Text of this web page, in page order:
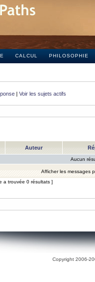
CALCUL PHILOSOPHIE
| Voir les sujets actifs
Auteur
Aucun
Afficher les messages
a trouvée 0 résultats ]
Copyright 2006-